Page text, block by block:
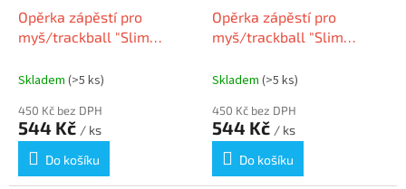
Opěrka zápěstí pro
myš/trackball "Slim
gelová výplň, KENSINGTON
Skladem (>5 ks)
450 Kč bez DPH
544 Kč / ks
Do košíku
Opěrka zápěstí pro
myš/trackball "Slim
gelová výplň, KENSINGTON
Skladem (>5 ks)
450 Kč bez DPH
544 Kč / ks
Do košíku